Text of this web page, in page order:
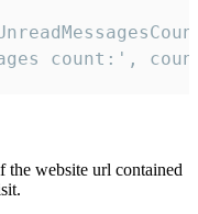
count:',
the website url contained